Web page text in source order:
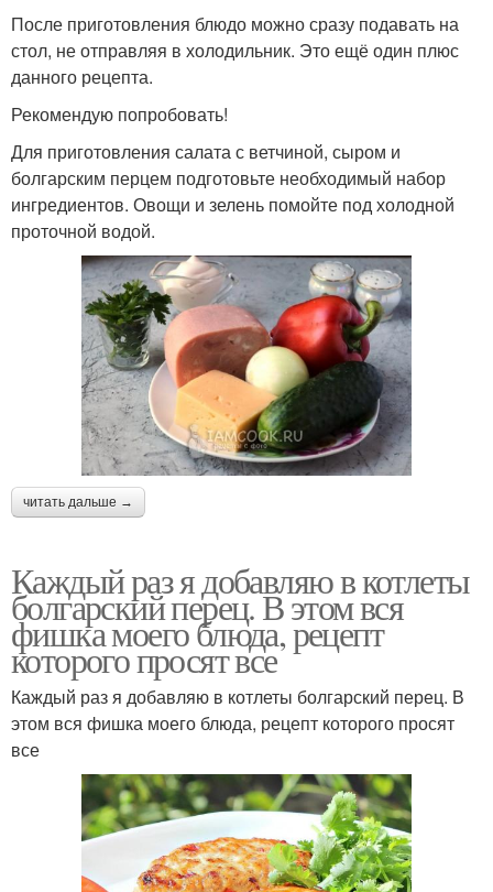
После приготовления блюдо можно сразу подавать на
стол, не отправляя в холодильник. Это ещё один плюс
данного рецепта.
Рекомендую попробовать!
Для приготовления салата с ветчиной, сыром и
болгарским перцем подготовьте необходимый набор
ингредиентов. Овощи и зелень помойте под холодной
проточной водой.
читать дальше →
Каждый раз я добавляю в котлеты
болгарский перец. В этом вся
фишка моего блюда, рецепт
которого просят все
Каждый раз я добавляю в котлеты болгарский перец. В
этом вся фишка моего блюда, рецепт которого просят
все